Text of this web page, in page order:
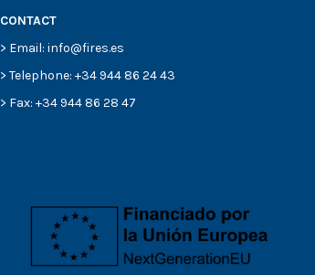
CONTACT
> Email: info@fires.es
> Telephone: +34 944 86 24 43
> Fax: +34 944 86 28 47